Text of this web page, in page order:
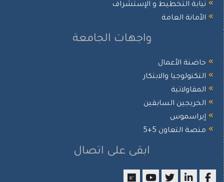
نيابة التخطيط و الإستشراف
الأمانة العامة
واجهات الجامعة
حاضنة الأعمال
التكنولوجيا والابتكار
المقاولاتية
الخريجين السابقين
إيراسموس
منصة التعاون 5+5
ابقى على اتصال